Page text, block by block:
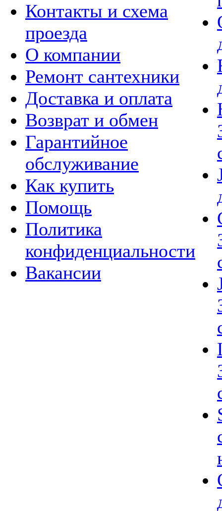
Контакты и схема
проезда
О компании
Ремонт сантехники
Доставка и оплата
Возврат и обмен
Гарантийное
обслуживание
Как купить
Помощь
Политика
конфиденциальности
Вакансии